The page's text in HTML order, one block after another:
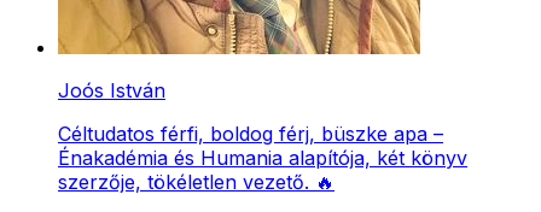
Joós István
Céltudatos férfi, boldog férj, büszke apa –
Énakadémia és Humania alapítója, két könyv
szerzője, tökéletlen vezető. 🔥